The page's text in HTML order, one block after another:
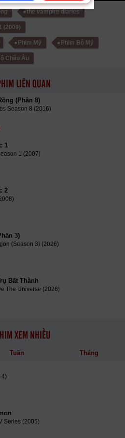
the vampire diaries
(2009)
Phim Mỹ Phim Bộ Mỹ
Châu Âu
LIÊN QUAN
(Phần 8)
Season 8 (2016)
1
1 (2007)
2
3)
(Season 3) (2026)
Bất Thành
The Universe (2026)
XEM NHIỀU
Tuần Tháng
Series (2005)